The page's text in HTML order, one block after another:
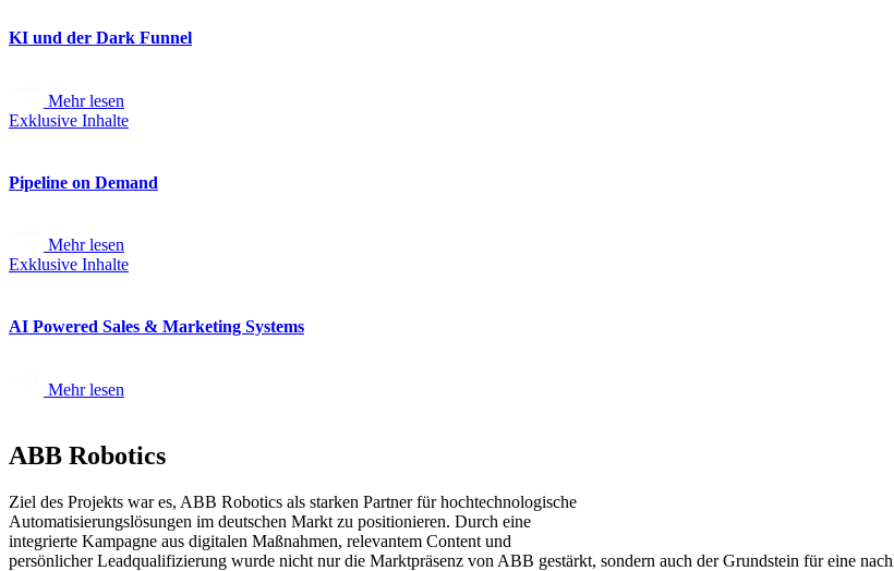
KI und der Dark Funnel
Mehr lesen
Exklusive Inhalte
Pipeline on Demand
Mehr lesen
Exklusive Inhalte
AI Powered Sales & Marketing Systems
Mehr lesen
ABB Robotics
Ziel des Projekts war es, ABB Robotics als starken Partner für hochtechnologische
Automatisierungslösungen im deutschen Markt zu positionieren. Durch eine
integrierte Kampagne aus digitalen Maßnahmen, relevantem Content und
persönlicher Leadqualifizierung wurde nicht nur die Marktpräsenz von ABB gestärkt, sondern auch der Grundstein für eine